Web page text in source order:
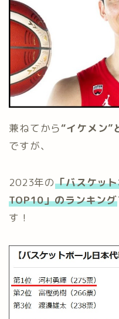
兼ねてから“イケメン”
ですが、
2023年の「バスケッ
TOP10」のランキング
す！